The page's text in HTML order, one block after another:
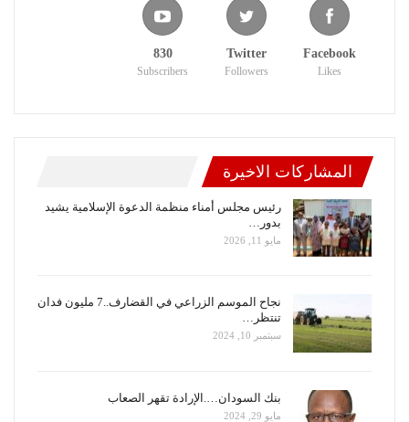
Facebook
Likes
Twitter
Followers
830
Subscribers
المشاركات الاخيرة
رئيس مجلس أمناء منظمة الدعوة الإسلامية يشيد
بدور…
مايو 11, 2026
نجاح الموسم الزراعي في القضارف..7 مليون فدان
تنتظر…
سبتمبر 10, 2024
بنك السودان….الإرادة تقهر الصعاب
مايو 29, 2024